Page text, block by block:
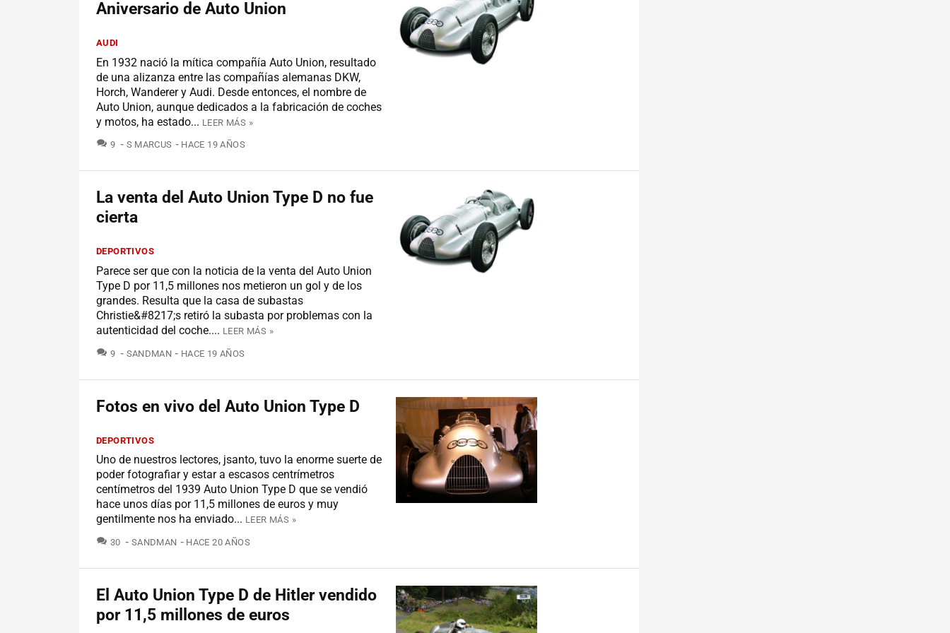
Aniversario de Auto Union
AUDI
En 1932 nació la mítica compañía Auto Union, resultado
de una alizanza entre las compañías alemanas DKW,
Horch, Wanderer y Audi. Desde entonces, el nombre de
Auto Union, aunque dedicados a la fabricación de coches
y motos, ha estado... LEER MÁS »
9 COMENTARIOS
S MARCUS HACE 19 AÑOS
La venta del Auto Union Type D no fue
cierta
DEPORTIVOS
Parece ser que con la noticia de la venta del Auto Union
Type D por 11,5 millones nos metieron un gol y de los
grandes. Resulta que la casa de subastas
Christie&#8217;s retiró la subasta por problemas con la
autenticidad del coche.... LEER MÁS »
9 COMENTARIOS
SANDMAN HACE 19 AÑOS
Fotos en vivo del Auto Union Type D
DEPORTIVOS
Uno de nuestros lectores, jsanto, tuvo la enorme suerte de
poder fotografiar y estar a escasos centrímetros
centímetros del 1939 Auto Union Type D que se vendió
hace unos días por 11,5 millones de euros y muy
gentilmente nos ha enviado... LEER MÁS »
30 COMENTARIOS
SANDMAN HACE 20 AÑOS
El Auto Union Type D de Hitler vendido
por 11,5 millones de euros